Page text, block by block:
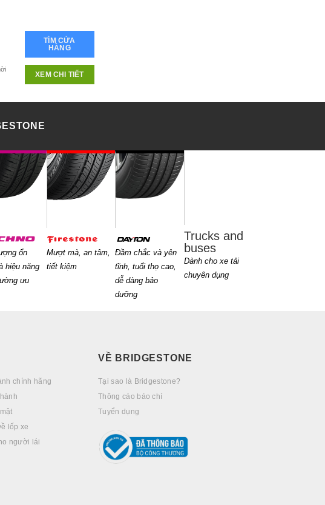
TÌM CỬA
HÀNG
XEM CHI TIẾT
ổn
hiệu năng
ưu
Mượt mà, an tâm,
tiết kiệm
Đầm chắc và yên
tĩnh, tuổi thọ cao,
dễ dàng bảo
dưỡng
Trucks and
buses
Dành cho xe tải
chuyên dụng
chính hãng
lốp xe
người lái
VỀ BRIDGESTONE
Tại sao là Bridgestone?
Thông cáo báo chí
Tuyển dụng